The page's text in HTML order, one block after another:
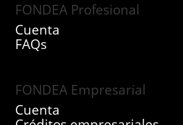
FONDEA Profesional
Cuenta
FAQs
FONDEA Empresarial
Cuenta